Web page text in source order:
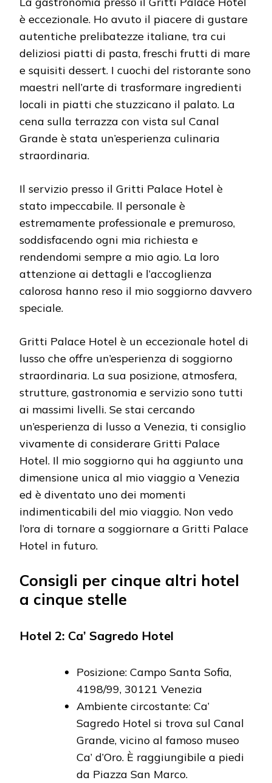
è eccezionale. Ho avuto il piacere di gustare
autentiche prelibatezze italiane, tra cui
deliziosi piatti di pasta, freschi frutti di mare
e squisiti dessert. I cuochi del ristorante sono
maestri nell’arte di trasformare ingredienti
locali in piatti che stuzzicano il palato. La
cena sulla terrazza con vista sul Canal
Grande è stata un’esperienza culinaria
straordinaria.
Il servizio presso il Gritti Palace Hotel è
stato impeccabile. Il personale è
estremamente professionale e premuroso,
soddisfacendo ogni mia richiesta e
rendendomi sempre a mio agio. La loro
attenzione ai dettagli e l’accoglienza
calorosa hanno reso il mio soggiorno davvero
speciale.
Gritti Palace Hotel è un eccezionale hotel di
lusso che offre un’esperienza di soggiorno
straordinaria. La sua posizione, atmosfera,
strutture, gastronomia e servizio sono tutti
ai massimi livelli. Se stai cercando
un’esperienza di lusso a Venezia, ti consiglio
vivamente di considerare Gritti Palace
Hotel. Il mio soggiorno qui ha aggiunto una
dimensione unica al mio viaggio a Venezia
ed è diventato uno dei momenti
indimenticabili del mio viaggio. Non vedo
l’ora di tornare a soggiornare a Gritti Palace
Hotel in futuro.
Consigli per cinque altri hotel
a cinque stelle
Hotel 2: Ca’ Sagredo Hotel
Posizione: Campo Santa Sofia,
4198/99, 30121 Venezia
Ambiente circostante: Ca’
Sagredo Hotel si trova sul Canal
Grande, vicino al famoso museo
Ca’ d’Oro. È raggiungibile a piedi
da Piazza San Marco.